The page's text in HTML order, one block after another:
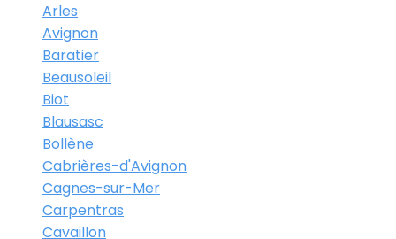
Arles
Avignon
Baratier
Beausoleil
Biot
Blausasc
Bollène
Cabrières-d'Avignon
Cagnes-sur-Mer
Carpentras
Cavaillon